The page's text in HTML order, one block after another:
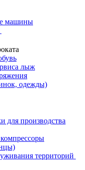
машины
лыж
одежды)
для производства
территорий